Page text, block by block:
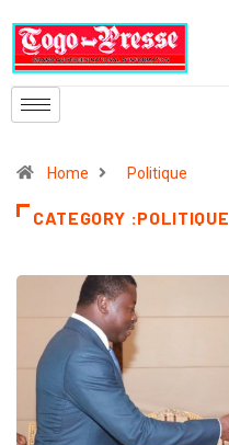
Home Politique
CATEGORY :POLITIQUE